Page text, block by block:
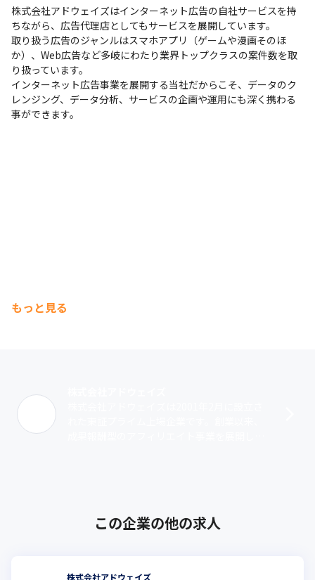
アドウェイズでは等級・評価・報酬を上げるシンプルな『職務等
級制度』を導入しています。
以下を総合した評価で査定を実施しています。
・等級行動評価：求められた職務等級に求められる行動の実績を
評価
・業務実績評価：一定期間の業務に対しての目標の到達度
・他社評価：上長だけでなく、周囲や部門を超えてのメンバーか
ら評価
株式会社アドウェイズはインターネット広告の自社サービスを持
ちながら、広告代理店としてもサービスを展開しています。
取り扱う広告のジャンルはスマホアプリ（ゲームや漫画そのほ
か）、Web広告など多岐にわたり業界トップクラスの案件数を取
り扱っています。
インターネット広告事業を展開する当社だからこそ、データのク
レンジング、データ分析、サービスの企画や運用にも深く携わる
事ができます。
もっと見る
この企業の他の求人
株式会社アドウェイズ